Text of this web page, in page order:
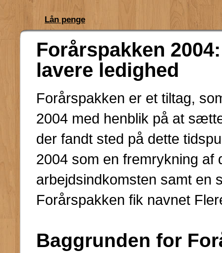
Lån penge
Forårspakken
lavere ledighed
Forårspakken er et tiltag,
2004 med henblik på at
der fandt sted på dette
2004 som en fremrykning af
arbejdsindkomsten samt en
Forårspakken fik navnet
Baggrunden for